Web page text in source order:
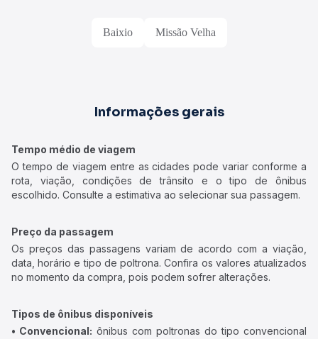
Baixio Missão Velha
Informações gerais
Tempo médio de viagem
O tempo de viagem entre as cidades pode variar conforme a
rota, viação, condições de trânsito e o tipo de ônibus
escolhido. Consulte a estimativa ao selecionar sua passagem.
Preço da passagem
Os preços das passagens variam de acordo com a viação,
data, horário e tipo de poltrona. Confira os valores atualizados
no momento da compra, pois podem sofrer alterações.
Tipos de ônibus disponíveis
• Convencional: ônibus com poltronas do tipo convencional